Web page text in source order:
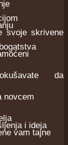
svoje skrivene
da
novcem
i ideja
vam tajne